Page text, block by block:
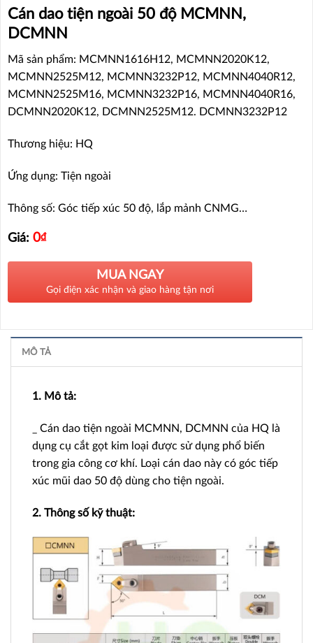
Cán dao tiện ngoài 50 độ MCMNN,
DCMNN
Mã sản phẩm: MCMNN1616H12, MCMNN2020K12,
MCMNN2525M12, MCMNN3232P12, MCMNN4040R12,
MCMNN2525M16, MCMNN3232P16, MCMNN4040R16,
DCMNN2020K12, DCMNN2525M12. DCMNN3232P12
Thương hiệu: HQ
Ứng dụng: Tiện ngoài
Thông số: Góc tiếp xúc 50 độ, lắp mảnh CNMG…
Giá: 0₫
MUA NGAY
Gọi điện xác nhận và giao hàng tận nơi
MÔ TẢ
1. Mô tả:
_ Cán dao tiện ngoài MCMNN, DCMNN của HQ là
dụng cụ cắt gọt kim loại được sử dụng phổ biến
trong gia công cơ khí. Loại cán dao này có góc tiếp
xúc mũi dao 50 độ dùng cho tiện ngoài.
2. Thông số kỹ thuật: